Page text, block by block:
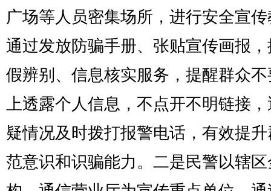
广场等人员密集场所，进行安全宣
通过发放防骗手册、张贴宣传画报
假辨别、信息核实服务，提醒群众
上透露个人信息，不点开不明链接
疑情况及时拨打报警电话，有效提
范意识和识骗能力。二是民警以辖